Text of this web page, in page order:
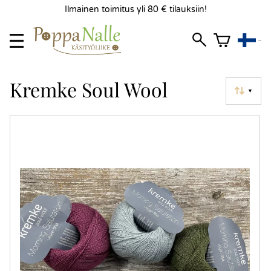
Ilmainen toimitus yli 80 € tilauksiin!
▼
Kremke Soul Wool